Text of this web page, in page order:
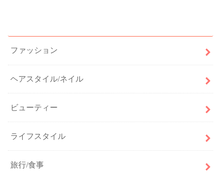
ファッション
ヘアスタイル/ネイル
ビューティー
ライフスタイル
旅行/食事